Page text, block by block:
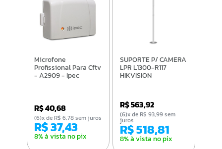
Microfone
Profissional Para Cftv
- A2909 - Ipec
R$ 40,68
R$ 37,43
8% à vista no pix
(6)x de R$ 6,78 sem juros
SUPORTE P/ CAMERA
LPR L1300-R117
HIKVISION
R$ 563,92
R$ 518,81
8% à vista no pix
(6)x de R$ 93,99 sem
juros